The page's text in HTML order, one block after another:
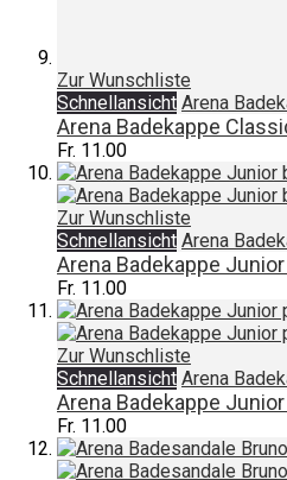
Zur Wunschliste
Schnellansicht Arena
Arena Badekappe
Fr. 11.00
Zur Wunschliste
Schnellansicht Arena
Arena Badekappe
Fr. 11.00
Zur Wunschliste
Schnellansicht Arena
Arena Badekappe
Fr. 11.00